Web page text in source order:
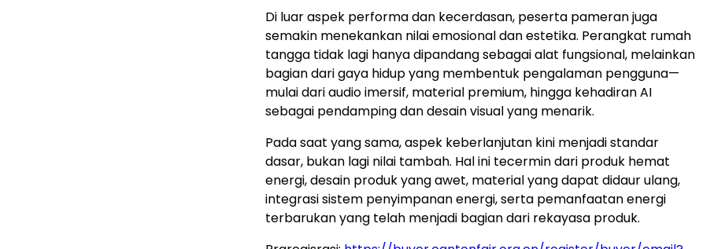
Di luar aspek performa dan kecerdasan, peserta pameran juga
semakin menekankan nilai emosional dan estetika. Perangkat rumah
tangga tidak lagi hanya dipandang sebagai alat fungsional, melainkan
bagian dari gaya hidup yang membentuk pengalaman pengguna—
mulai dari audio imersif, material premium, hingga kehadiran AI
sebagai pendamping dan desain visual yang menarik.
Pada saat yang sama, aspek keberlanjutan kini menjadi standar
dasar, bukan lagi nilai tambah. Hal ini tecermin dari produk hemat
energi, desain produk yang awet, material yang dapat didaur ulang,
integrasi sistem penyimpanan energi, serta pemanfaatan energi
terbarukan yang telah menjadi bagian dari rekayasa produk.